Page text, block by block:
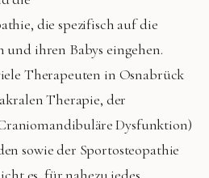
die spezifisch auf die
ihren Babys eingehen.
Therapeuten in Osnabrück
Therapie, der
Dysfunktion)
sowie der Sportosteopathie